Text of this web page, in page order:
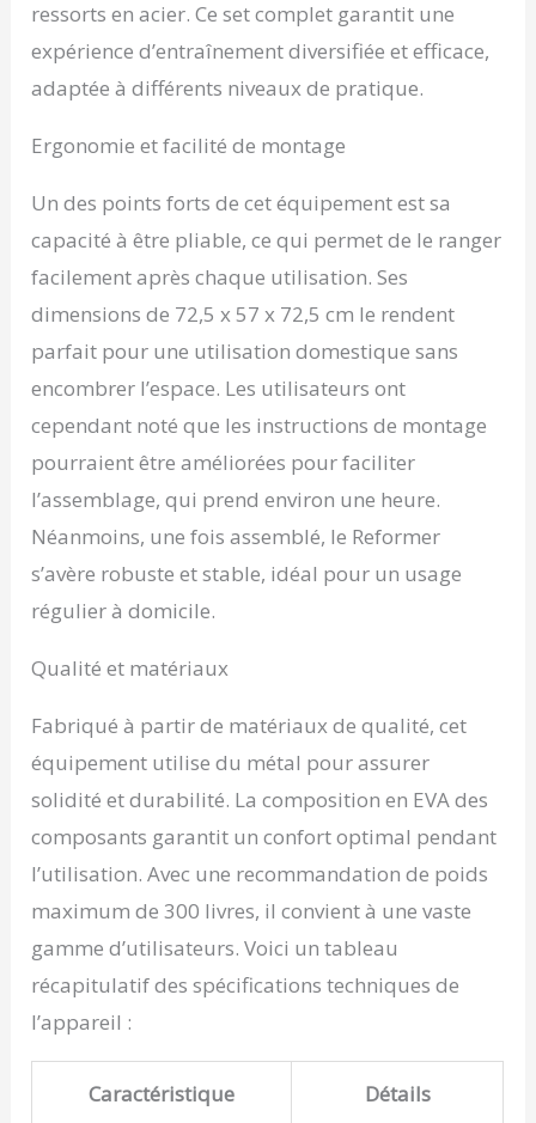
ressorts en acier. Ce set complet garantit une
expérience d’entraînement diversifiée et efficace,
adaptée à différents niveaux de pratique.
Ergonomie et facilité de montage
Un des points forts de cet équipement est sa
capacité à être pliable, ce qui permet de le ranger
facilement après chaque utilisation. Ses
dimensions de 72,5 x 57 x 72,5 cm le rendent
parfait pour une utilisation domestique sans
encombrer l’espace. Les utilisateurs ont
cependant noté que les instructions de montage
pourraient être améliorées pour faciliter
l’assemblage, qui prend environ une heure.
Néanmoins, une fois assemblé, le Reformer
s’avère robuste et stable, idéal pour un usage
régulier à domicile.
Qualité et matériaux
Fabriqué à partir de matériaux de qualité, cet
équipement utilise du métal pour assurer
solidité et durabilité. La composition en EVA des
composants garantit un confort optimal pendant
l’utilisation. Avec une recommandation de poids
maximum de 300 livres, il convient à une vaste
gamme d’utilisateurs. Voici un tableau
récapitulatif des spécifications techniques de
l’appareil :
Caractéristique Détails